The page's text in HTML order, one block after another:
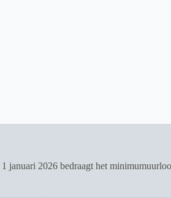
2026 bedraagt het